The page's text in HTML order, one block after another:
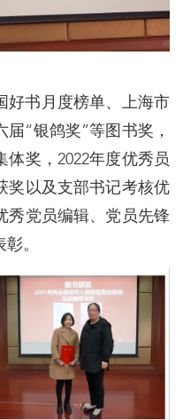
书月度榜单、上海市
“银鸽奖”等图书奖，
体奖，2022年度优秀员
奖以及支部书记考核优
秀党员编辑、党员先锋
。